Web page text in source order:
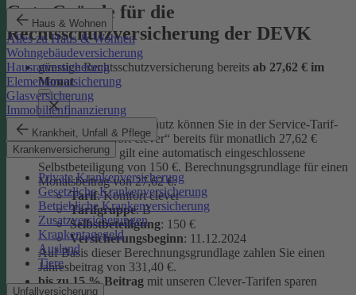
Haus & Wohnen
Alles zu Haus & Wohnen
Wohngebäudeversicherung
Hausratversicherung
Elementarversicherung
Glasversicherung
Immobilienfinanzierung
Krankheit, Unfall & Pflege
Krankenversicherung
Private Krankenversicherung
Gesetzliche Krankenversicherung
Betriebliche Krankenversicherung
Zusatzversicherungen
Krankentagegeld
Ausland
Tiere
Unfallversicherung
Gute Gründe für die
Rechtsschutzversicherung der DEVK
günstige Rechtsschutzversicherung bereits ab 27,62 € im
Monat
Unseren Privatrechtsschutz können Sie in der Service-Tarif-
Variante „Komfort clever“ bereits für monatlich 27,62 €
abschließen. Es gilt eine automatisch eingeschlossene
Selbstbeteiligung von 150 €. Berechnungsgrundlage für einen
Monatsbeitrag von 27,62 €:
Tarif: Komfort clever
Tarifgruppe: B
Selbstbeteiligung: 150 €
Versicherungsbeginn: 11.12.2024
Auf Basis dieser Berechnungsgrundlage zahlen Sie einen
Jahresbeitrag von 331,40 €.
bis zu 15 % Beitrag mit unseren Clever-Tarifen sparen